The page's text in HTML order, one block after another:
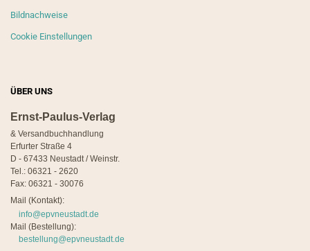
Bildnachweise
Cookie Einstellungen
ÜBER UNS
Ernst-Paulus-Verlag
& Versandbuchhandlung
Erfurter Straße 4
D - 67433 Neustadt / Weinstr.
Tel.: 06321 - 2620
Fax: 06321 - 30076
Mail (Kontakt):
info@epvneustadt.de
Mail (Bestellung):
bestellung@epvneustadt.de